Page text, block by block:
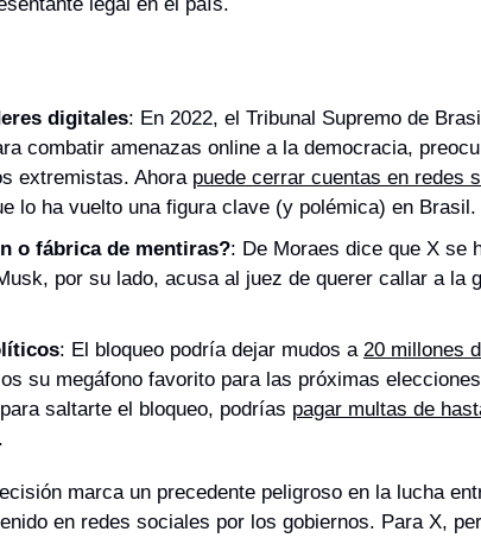
digitales: En 2022, el Tribunal Supremo de
combatir amenazas online a la democracia,
extremistas. Ahora puede cerrar cuentas en redes
lo ha vuelto una figura clave (y polémica) en Brasil.
o fábrica de mentiras?: De Moraes dice que X se
por su lado, acusa al juez de querer callar a la
: El bloqueo podría dejar mudos a 20 millones
su megáfono favorito para las próximas
saltarte el bloqueo, podrías pagar multas de
marca un precedente peligroso en la lucha
en redes sociales por los gobiernos. Para X,